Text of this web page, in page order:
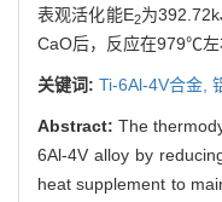
表观活化能E2为
CaO后，反应在979℃左
关键词: Ti-6Al-4V合金,
Abstract: The
6Al-4V alloy by
heat supplement to